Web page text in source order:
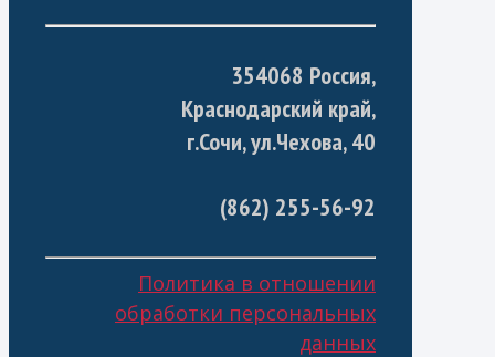
354068 Россия,
Краснодарский край,
г.Сочи, ул.Чехова, 40
(862) 255-56-92
Политика в отношении
обработки персональных
данных